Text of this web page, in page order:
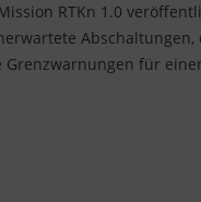
RTKn 1.0
für